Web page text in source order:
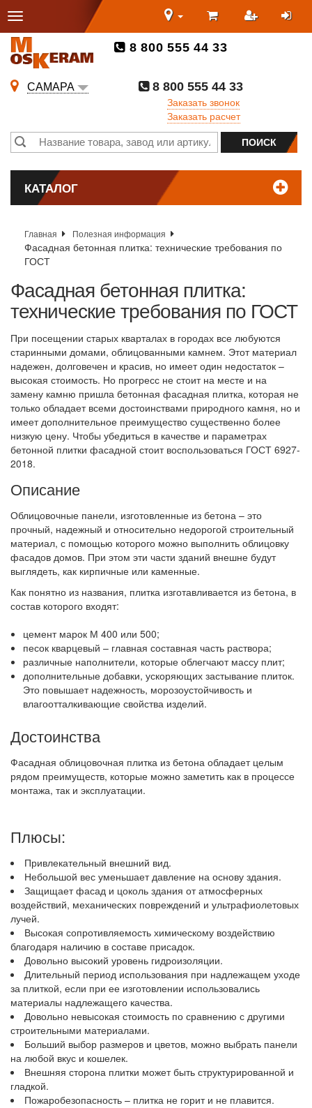
8 800 555 44 33
САМАРА
8 800 555 44 33
Заказать звонок
Заказать расчет
КАТАЛОГ
Главная Полезная информация
Фасадная бетонная плитка: технические требования по
ГОСТ
Фасадная бетонная плитка:
технические требования по ГОСТ
При посещении старых кварталах в городах все любуются
старинными домами, облицованными камнем. Этот материал
надежен, долговечен и красив, но имеет один недостаток –
высокая стоимость. Но прогресс не стоит на месте и на
замену камню пришла бетонная фасадная плитка, которая не
только обладает всеми достоинствами природного камня, но и
имеет дополнительное преимущество существенно более
низкую цену. Чтобы убедиться в качестве и параметрах
бетонной плитки фасадной стоит воспользоваться ГОСТ 6927-
2018.
Описание
Облицовочные панели, изготовленные из бетона – это
прочный, надежный и относительно недорогой строительный
материал, с помощью которого можно выполнить облицовку
фасадов домов. При этом эти части зданий внешне будут
выглядеть, как кирпичные или каменные.
Как понятно из названия, плитка изготавливается из бетона, в
состав которого входят:
цемент марок М 400 или 500;
песок кварцевый – главная составная часть раствора;
различные наполнители, которые облегчают массу плит;
дополнительные добавки, ускоряющих застывание плиток.
Это повышает надежность, морозоустойчивость и
влагоотталкивающие свойства изделий.
Достоинства
Фасадная облицовочная плитка из бетона обладает целым
рядом преимуществ, которые можно заметить как в процессе
монтажа, так и эксплуатации.
Плюсы:
Привлекательный внешний вид.
Небольшой вес уменьшает давление на основу здания.
Защищает фасад и цоколь здания от атмосферных
воздействий, механических повреждений и ультрафиолетовых
лучей.
Высокая сопротивляемость химическому воздействию
благодаря наличию в составе присадок.
Довольно высокий уровень гидроизоляции.
Длительный период использования при надлежащем уходе
за плиткой, если при ее изготовлении использовались
материалы надлежащего качества.
Довольно невысокая стоимость по сравнению с другими
строительными материалами.
Больший выбор размеров и цветов, можно выбрать панели
на любой вкус и кошелек.
Внешняя сторона плитки может быть структурированной и
гладкой.
Пожаробезопасность – плитка не горит и не плавится.